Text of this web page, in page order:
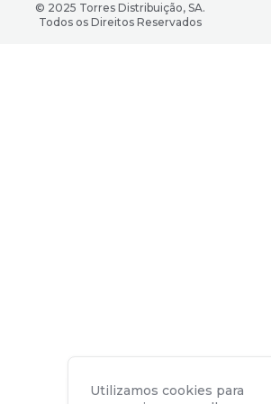
© 2025 Torres Distribuição, SA.
Todos os Direitos Reservados
Utilizamos cookies para